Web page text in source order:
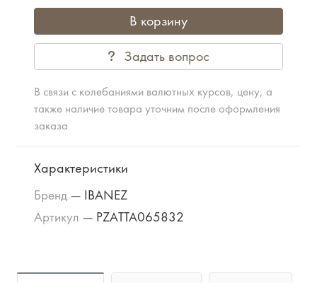
В корзину
Задать вопрос
В связи с колебаниями валютных курсов, цену, а
также наличие товара уточним после оформления
заказа
Характеристики
Бренд — IBANEZ
Артикул — PZATTA065832